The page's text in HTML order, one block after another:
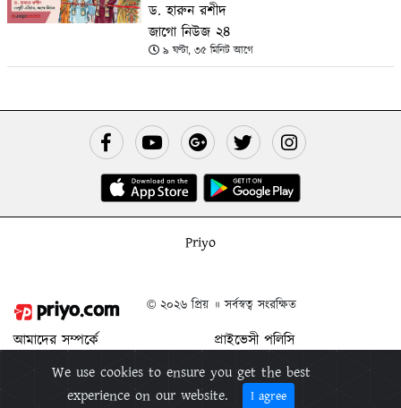
ড. হারুন রশীদ
জাগো নিউজ ২৪
৯ ঘণ্টা, ৩৫ মিনিট আগে
Priyo
© ২০২৬ প্রিয় ॥ সর্বস্বত্ব সংরক্ষিত
আমাদের সম্পর্কে
বিজ্ঞাপন দিন
প্রাইভেসী পলিসি
শর্ত ও নিয়মাবলী
প্রিয় মুক্তিপিন
We use cookies to ensure you get the best
experience on our website.
I agree